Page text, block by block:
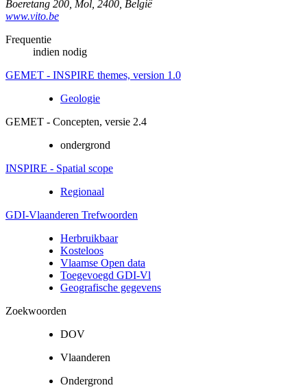
Boeretang 200 Mol 2400 België
www.vito.be
Frequentie
indien nodig
GEMET - INSPIRE themes, version 1.0
Geologie
GEMET - Concepten, versie 2.4
ondergrond
INSPIRE - Spatial scope
Regionaal
GDI-Vlaanderen Trefwoorden
Herbruikbaar
Kosteloos
Vlaamse Open data
Toegevoegd GDI-Vl
Geografische gegevens
Zoekwoorden
DOV
Vlaanderen
Ondergrond